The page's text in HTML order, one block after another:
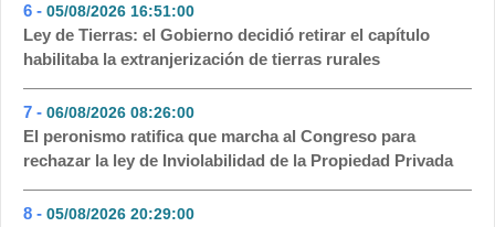
6 - 05/08/2026 16:51:00
Ley de Tierras: el Gobierno decidió retirar el capítulo
habilitaba la extranjerización de tierras rurales
7 - 06/08/2026 08:26:00
El peronismo ratifica que marcha al Congreso para
rechazar la ley de Inviolabilidad de la Propiedad Privada
8 - 05/08/2026 20:29:00